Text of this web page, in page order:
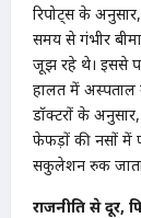
रिपोर्ट्स के
समय से गंभीर
जूझ रहे थे। इससे
हालत में अस्पताल
डॉक्टरों के
फेफड़ों की नसों में
सर्कुलेशन रुक
राजनीति से